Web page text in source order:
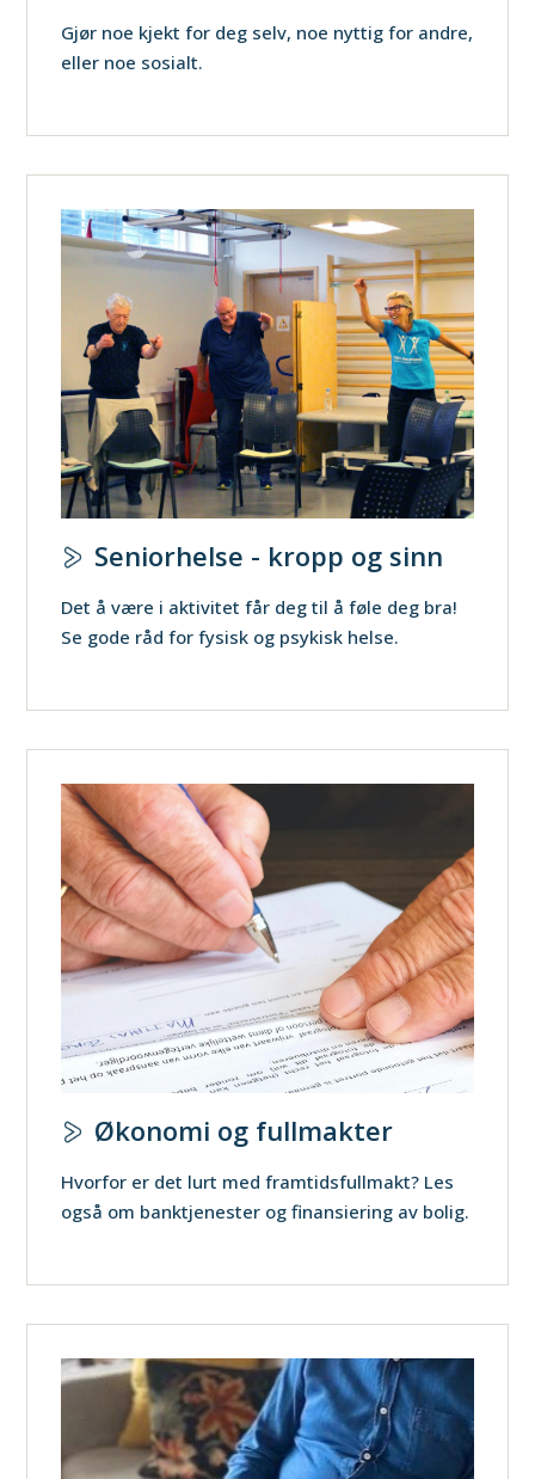
Gjør noe kjekt for deg selv, noe nyttig for andre,
eller noe sosialt.
Seniorhelse - kropp og sinn
Det å være i aktivitet får deg til å føle deg bra!
Se gode råd for fysisk og psykisk helse.
Økonomi og fullmakter
Hvorfor er det lurt med framtidsfullmakt? Les
også om banktjenester og finansiering av bolig.